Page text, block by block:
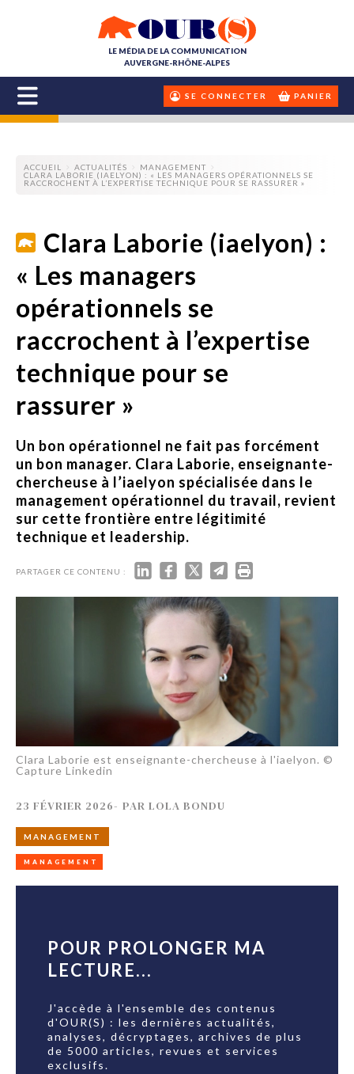
LE MÉDIA DE LA COMMUNICATION
AUVERGNE-RHÔNE-ALPES
SE CONNECTER PANIER
ACCUEIL ACTUALITÉS
MANAGEMENT
CLARA LABORIE (IAELYON) : « LES MANAGERS OPÉRATIONNELS SE
RACCROCHENT À L’EXPERTISE TECHNIQUE POUR SE RASSURER »
Clara Laborie (iaelyon) :
« Les managers
opérationnels se
raccrochent à l’expertise
technique pour se
rassurer »
Un bon opérationnel ne fait pas forcément
un bon manager. Clara Laborie, enseignante-
chercheuse à l’iaelyon spécialisée dans le
management opérationnel du travail, revient
sur cette frontière entre légitimité
technique et leadership.
PARTAGER CE CONTENU :
Clara Laborie est enseignante-chercheuse à l'iaelyon. ©
Capture Linkedin
23 FÉVRIER 2026- PAR LOLA BONDU
MANAGEMENT
MANAGEMENT
POUR PROLONGER MA
LECTURE...
J'accède à l'ensemble des contenus
d'OUR(S) : les dernières actualités,
analyses, décryptages, archives de plus
de 5000 articles, revues et services
exclusifs.